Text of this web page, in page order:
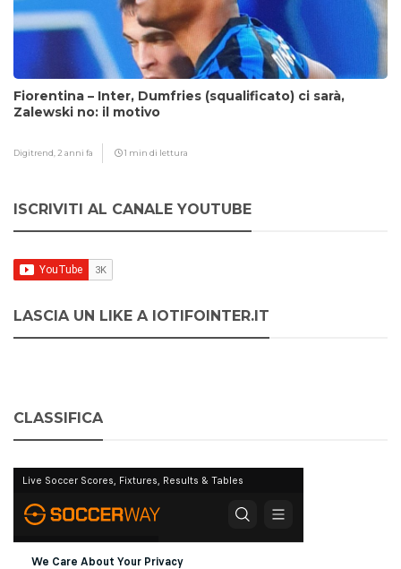
Fiorentina – Inter, Dumfries (squalificato) ci sarà,
Zalewski no: il motivo
Digitrend, 2 anni fa 1 min di lettura
ISCRIVITI AL CANALE YOUTUBE
LASCIA UN LIKE A IOTIFOINTER.IT
CLASSIFICA